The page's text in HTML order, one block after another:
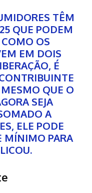
TÊM
QUE PODEM
COMO OS
EM DOIS
É
QUE O
SEJA
A
ELE PODE
MÍNIMO PARA